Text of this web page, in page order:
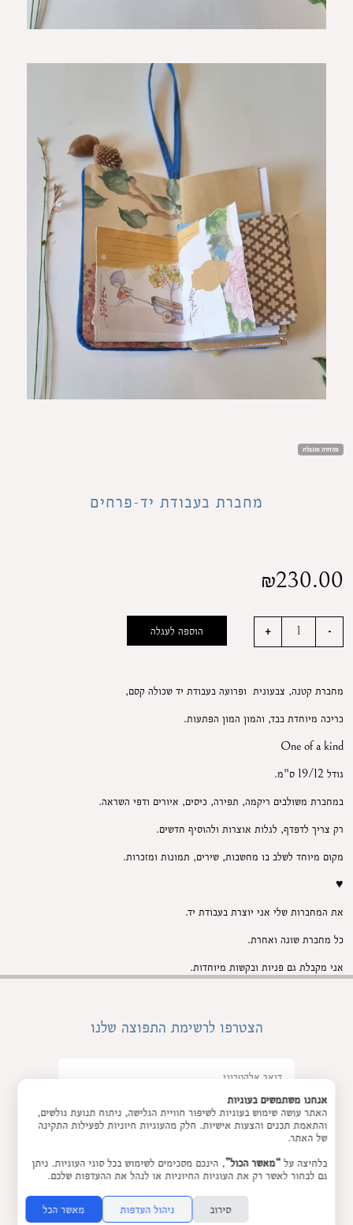
מהדורה מוגבלת
מחברת בעבודת יד-פרחים
₪230.00
הוספה לעגלה
מחברת קטנה, צבעונית ופרועה בעבודת יד שכולה קסם,
כריכה מיוחדת בבד, והמון המון הפתעות.
One of a kind
גודל 19/12 ס"מ.
במחברת משולבים ריקמה, תפירה, כיסים, איורים ודפי השראה.
רק צריך לדפדף, לגלות אוצרות ולהוסיף חדשים.
מקום מיוחד לשלב בו מחשבות, שירים, תמונות ומזכרות.
♥
את המחברות שלי אני יוצרת בעבודת יד.
כל מחברת שונה ואחרת.
אני מקבלת גם פניות ובקשות מיוחדות.
הצטרפו לרשימת התפוצה שלנו
מאשר/ת את תנאי השימושוהצטרפות למאגר
הלקוחות וקבלת הודעות מאתר זה בלבד (לא ספאם)
אנחנו משתמשים בעוגיות
האתר עושה שימוש בעוגיות לשיפור חוויית הגלישה, ניתוח תנועת גולשים,
והתאמת תכנים והצעות אישיות. חלק מהעוגיות חיוניות לפעילות התקינה
של האתר.
בלחיצה על“מאשר הכול”, הינכם מסכימים לשימוש בכל סוגי העוגיות. ניתן
גם לבחור לאשר רק את העוגיות החיוניות או לנהל את ההעדפות שלכם.
סירוב ניהול העדפות מאשר הכל